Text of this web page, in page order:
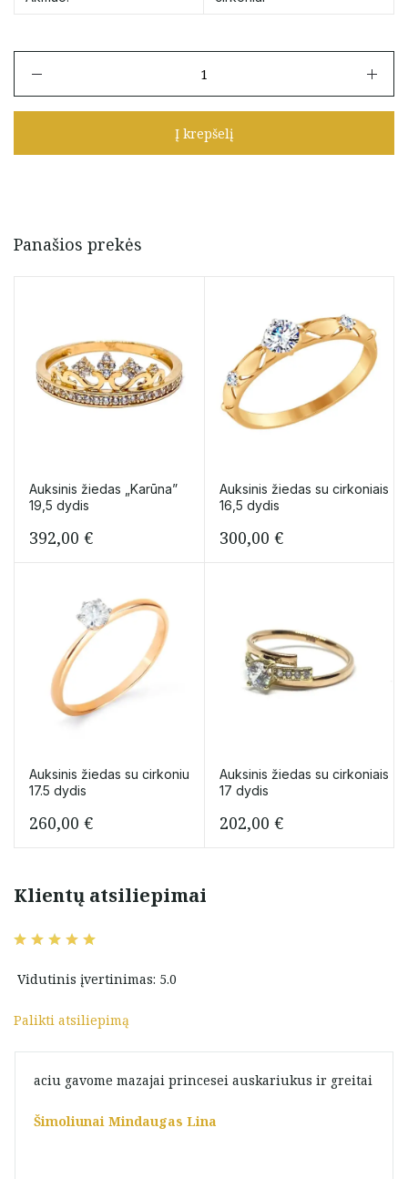
Auksinis
16.5
Į krepšelį
Panašios prekės
Auksinis žiedas „Karūna”
19,5 dydis
392,00 €
Auksinis žiedas su cirkoniais
16,5 dydis
300,00 €
Auksinis žiedas su cirkoniu
17.5 dydis
260,00 €
Auksinis žiedas su cirkoniais
17 dydis
202,00 €
Klientų atsiliepimai
Vidutinis įvertinimas: 5.0
Palikti atsiliepimą
aciu gavome mazajai princesei auskariukus ir greitai
Šimoliunai Mindaugas Lina